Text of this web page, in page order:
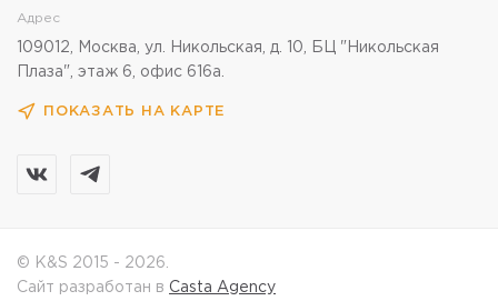
Адрес
109012, Москва, ул. Никольская, д. 10, БЦ "Никольская
Плаза", этаж 6, офис 616а.
ПОКАЗАТЬ НА КАРТЕ
© K&S 2015 - 2026.
Сайт разработан в Casta Agency